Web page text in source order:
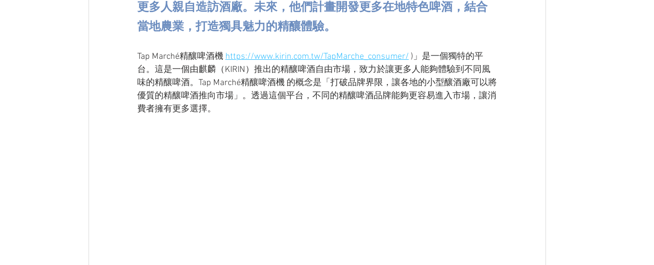
更多人親自造訪酒廠。未來，他們計畫開發更多在地特色啤酒，結合
當地農業，打造獨具魅力的精釀體驗。
Tap Marché精釀啤酒機 https://www.kirin.com.tw/TapMarche_consumer/ )」是一個獨特的平
台。這是一個由麒麟（KIRIN）推出的精釀啤酒自由市場，致力於讓更多人能夠體驗到不同風
味的精釀啤酒。Tap Marché精釀啤酒機 的概念是「打破品牌界限，讓各地的小型釀酒廠可以將
優質的精釀啤酒推向市場」。透過這個平台，不同的精釀啤酒品牌能夠更容易進入市場，讓消
費者擁有更多選擇。